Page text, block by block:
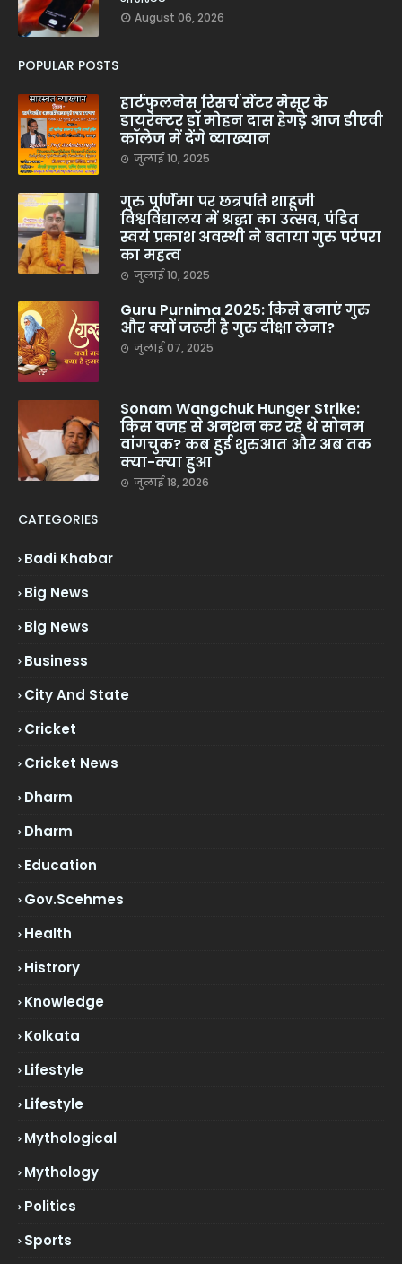
August 06, 2026
POPULAR POSTS
हार्टफुलनेस रिसर्च सेंटर मैसूर के
डायरेक्टर डॉ मोहन दास हेगड़े आज डीएवी
कॉलेज में देंगे व्याख्यान
जुलाई 10, 2025
गुरु पूर्णिमा पर छत्रपति शाहूजी
विश्वविद्यालय में श्रद्धा का उत्सव, पंडित
स्वयं प्रकाश अवस्थी ने बताया गुरु परंपरा
का महत्व
जुलाई 10, 2025
Guru Purnima 2025: किसे बनाएं गुरु
और क्यों जरूरी है गुरु दीक्षा लेना?
जुलाई 07, 2025
Sonam Wangchuk Hunger Strike:
किस वजह से अनशन कर रहे थे सोनम
वांगचुक? कब हुई शुरुआत और अब तक
क्या-क्या हुआ
जुलाई 18, 2026
CATEGORIES
Badi Khabar
Big News
Big News
Business
City And State
Cricket
Cricket News
Dharm
Dharm
Education
Gov.scehmes
Health
Histrory
Knowledge
Kolkata
Lifestyle
Lifestyle
Mythological
Mythology
Politics
Sports